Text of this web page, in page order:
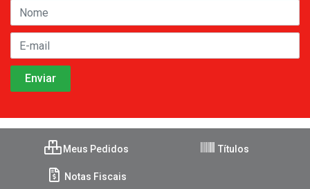
Meus Pedidos Títulos
Notas Fiscais